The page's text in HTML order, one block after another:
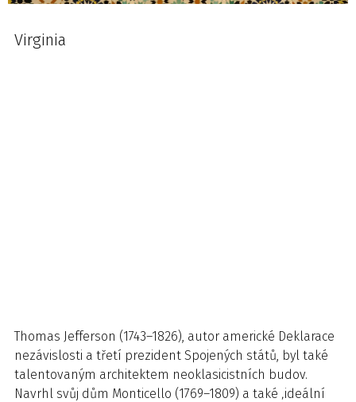
Virginia
Thomas Jefferson (1743–1826), autor americké Deklarace
nezávislosti a třetí prezident Spojených států, byl také
talentovaným architektem neoklasicistních budov.
Navrhl svůj dům Monticello (1769–1809) a také ‚ideální